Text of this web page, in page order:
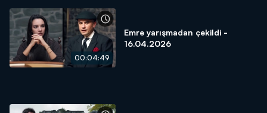
00:04:49
Emre yarışmadan çekildi -
16.04.2026